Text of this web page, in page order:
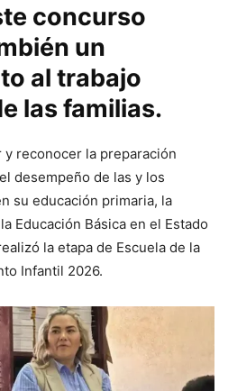
concurso
un
al trabajo
las familias.
reconocer la preparación
desempeño de las y los
su educación primaria, la
Educación Básica en el Estado
la etapa de Escuela de la
Infantil 2026.